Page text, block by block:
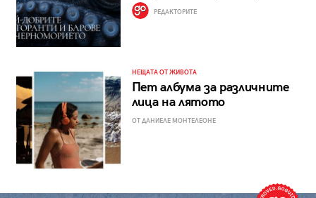
РЕДАКТОРИТЕ
НЕЩАТА ОТ ЖИВОТА
Пет албума за различните
лица на лятото
ОТ ДАНИЕЛЕ МОНТЕЛЕОНЕ